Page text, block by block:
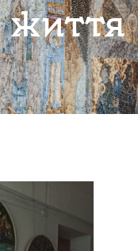
життя